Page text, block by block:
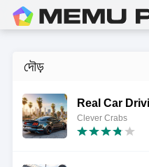
দৌড়
Real Car
Clever Crabs